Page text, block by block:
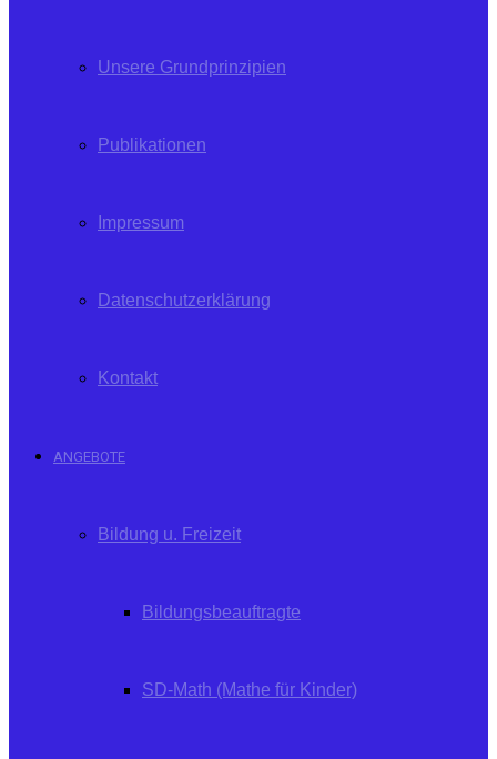
Unsere Grundprinzipien
Publikationen
Impressum
Datenschutzerklärung
Kontakt
ANGEBOTE
Bildung u. Freizeit
Bildungsbeauftragte
SD-Math (Mathe für Kinder)